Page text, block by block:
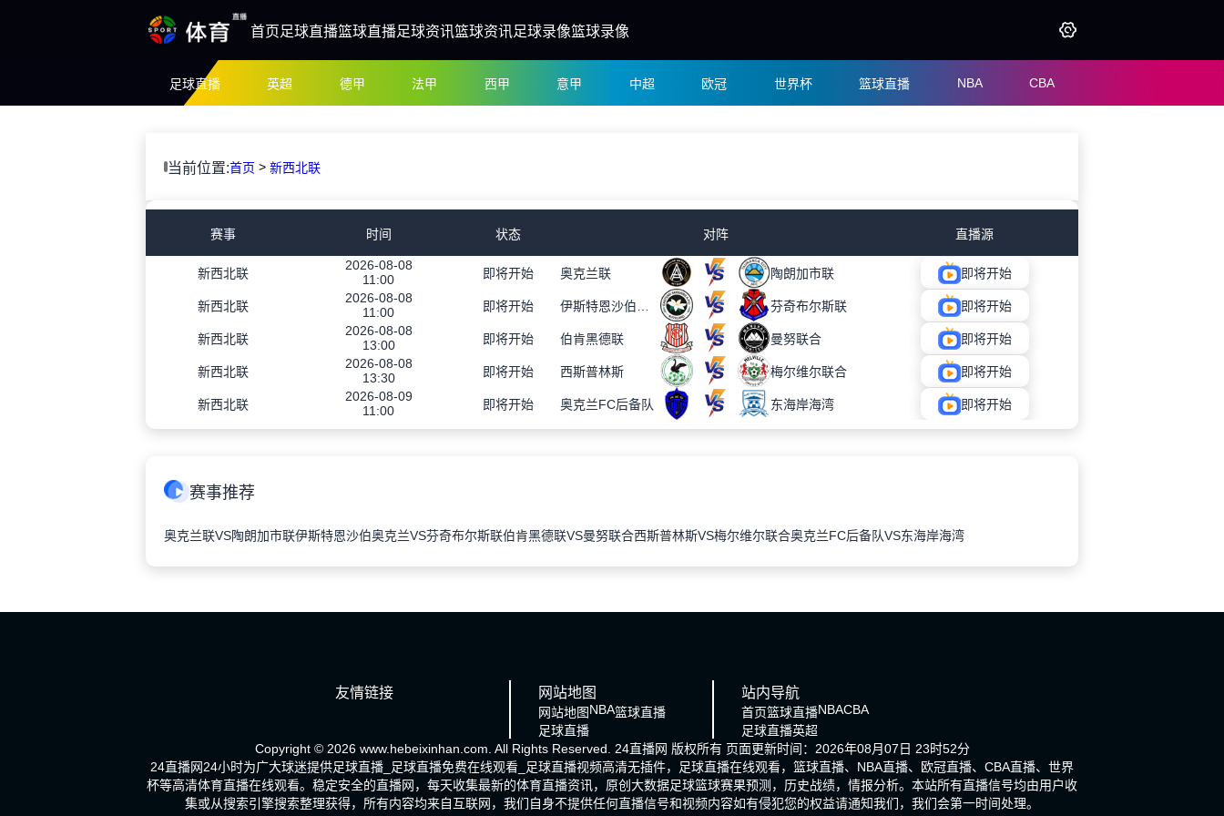
首页足球直播篮球直播足球资讯篮球资讯足球录像篮球录像
足球直播 英超 德甲 法甲 西甲 意甲 中超 欧冠 世界杯 篮球直播 NBA CBA
当前位置:首页 > 新西北联
赛事 时间 状态 对阵 直播源
新西北联
2026-08-08
11:00
即将开始 奥克兰联 陶朗加市联 即将开始
新西北联
2026-08-08
11:00
即将开始 芬奇布尔斯联 即将开始
新西北联
2026-08-08
13:00
即将开始 伯肯黑德联 曼努联合 即将开始
新西北联
2026-08-08
13:30
即将开始 西斯普林斯 梅尔维尔联合 即将开始
新西北联
2026-08-09
11:00
即将开始 奥克兰FC后备队 东海岸海湾 即将开始
赛事推荐
奥克兰联VS陶朗加市联伊斯特恩沙伯奥克兰VS芬奇布尔斯联伯肯黑德联VS曼努联合西斯普林斯VS梅尔维尔联合奥克兰FC后备队VS东海岸海湾
友情链接 网站地图
网站地图NBA篮球直播
足球直播
站内导航
首页篮球直播NBACBA
足球直播英超
Copyright © 2026 www.hebeixinhan.com. All Rights Reserved. 24直播网 版权所有 页面更新时间：2026年08月07日 23时52分
24直播网24小时为广大球迷提供足球直播_足球直播免费在线观看_足球直播视频高清无插件，足球直播在线观看，篮球直播、NBA直播、欧冠直播、CBA直播、世界
杯等高清体育直播在线观看。稳定安全的直播网，每天收集最新的体育直播资讯，原创大数据足球篮球赛果预测，历史战绩，情报分析。本站所有直播信号均由用户收
集或从搜索引擎搜索整理获得，所有内容均来自互联网，我们自身不提供任何直播信号和视频内容如有侵犯您的权益请通知我们，我们会第一时间处理。